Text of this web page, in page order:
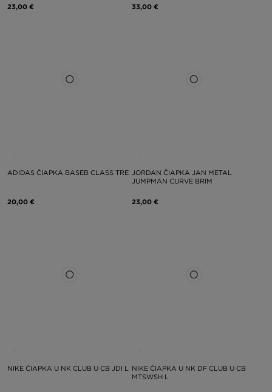
23,00 € 33,00 €
ADIDAS ČIAPKA BASEB CLASS TRE
20,00 €
JORDAN ČIAPKA JAN METAL
JUMPMAN CURVE BRIM
23,00 €
NIKE ČIAPKA U NK CLUB U CB JDI L
NIKE ČIAPKA U NK DF CLUB U CB
MTSWSH L